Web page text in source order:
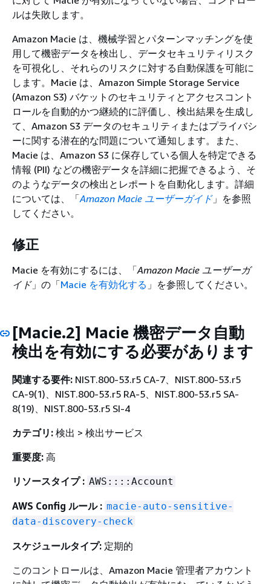
ルは失敗します。
Amazon Macie は、機械学習とパターンマッチングを使
用して機密データを検出し、データセキュリティリスク
を可視化し、それらのリスクに対する自動保護を可能に
します。Macie は、Amazon Simple Storage Service
(Amazon S3) バケットのセキュリティとアクセスコント
ロールを自動的かつ継続的に評価し、検出結果を生成し
て、Amazon S3 データのセキュリティまたはプライバシ
ーに関する潜在的な問題について通知します。また、
Macie は、Amazon S3 に保存している個人を特定できる
情報 (PII) などの機密データを詳細に把握できるよう、そ
のようなデータの検出とレポートを自動化します。詳細
については、「Amazon Macie ユーザーガイド」を参照
してください。
修正
Macie を有効にするには、「Amazon Macie ユーザーガ
イド」の「Macie を有効化する 」を参照してください。
[Macie.2] Macie 機密データ自動
検出を有効にする必要があります
関連する要件: NIST.800-53.r5 CA-7、NIST.800-53.r5
CA-9(1)、NIST.800-53.r5 RA-5、NIST.800-53.r5 SA-
8(19)、NIST.800-53.r5 SI-4
カテゴリ: 検出 > 検出サービス
重要度: 高
リソースタイプ : AWS::::Account
AWS Config ルール : macie-auto-sensitive-
data-discovery-check
スケジュールタイプ: 定期的
このコントロールは、Amazon Macie 管理者アカウント